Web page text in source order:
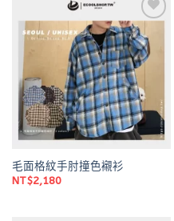
Add to
wishlist
毛面格紋手肘撞色襯衫
NT$2,180